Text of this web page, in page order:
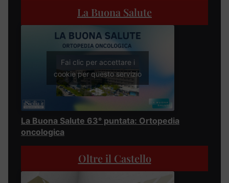
La Buona Salute
Fai clic per accettare i
cookie per questo servizio
La Buona Salute 63° puntata: Ortopedia
oncologica
Oltre il Castello